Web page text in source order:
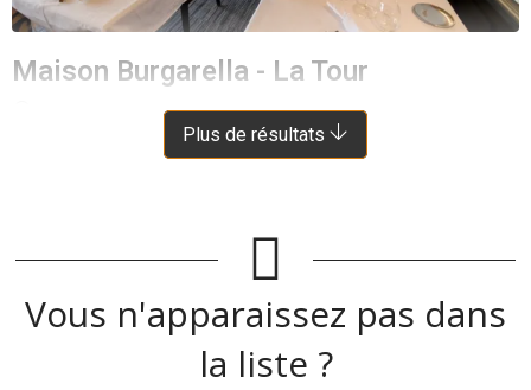
Maison Burgarella - La Tour
Plus de résultats
Vous n'apparaissez pas dans
la liste ?